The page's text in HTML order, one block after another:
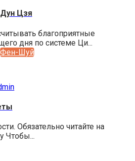
Цзя
благоприятные
дня по системе Ци...
Фен-Шуй
Обязательно читайте на
Чтобы...